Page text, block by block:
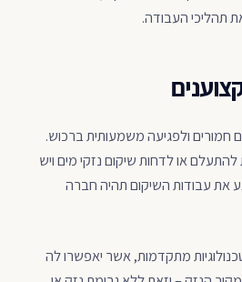
תהליכי העבודה.
חמורים ולפגיעה משמעותית ברכוש.
או לדחות שיקום נזקי מים ויש
את עבודות השיקום תהיה חברה
מתקדמות, אשר יאפשרו לה